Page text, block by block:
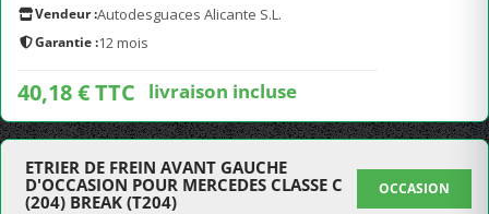
Vendeur :Autodesguaces Alicante S.L.
Garantie :12 mois
40,18 € TTC livraison incluse
ETRIER DE FREIN AVANT GAUCHE
D'OCCASION POUR MERCEDES CLASSE C
(204) BREAK (T204)
OCCASION